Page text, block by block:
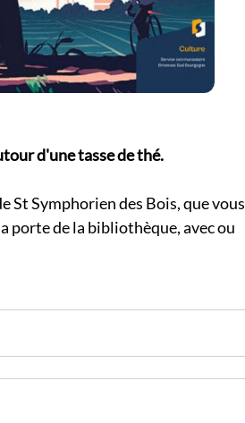
d'une tasse de thé.
St Symphorien des Bois, que vous
porte de la bibliothèque, avec ou